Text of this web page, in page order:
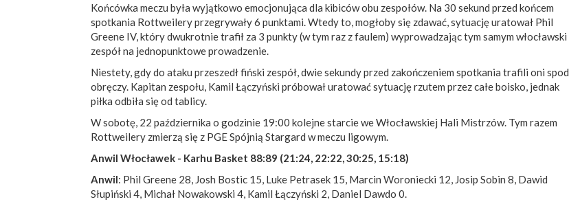
Końcówka meczu była wyjątkowo emocjonująca dla kibiców obu zespołów. Na 30 sekund przed końcem
spotkania Rottweilery przegrywały 6 punktami. Wtedy to, mogłoby się zdawać, sytuację uratował Phil
Greene IV, który dwukrotnie trafił za 3 punkty (w tym raz z faulem) wyprowadzając tym samym włocławski
zespół na jednopunktowe prowadzenie.
Niestety, gdy do ataku przeszedł fiński zespół, dwie sekundy przed zakończeniem spotkania trafili oni spod
obręczy. Kapitan zespołu, Kamil Łączyński próbował uratować sytuację rzutem przez całe boisko, jednak
piłka odbiła się od tablicy.
W sobotę, 22 października o godzinie 19:00 kolejne starcie we Włocławskiej Hali Mistrzów. Tym razem
Rottweilery zmierzą się z PGE Spójnią Stargard w meczu ligowym.
Anwil Włocławek - Karhu Basket 88:89 (21:24, 22:22, 30:25, 15:18)
Anwil: Phil Greene 28, Josh Bostic 15, Luke Petrasek 15, Marcin Woroniecki 12, Josip Sobin 8, Dawid
Słupiński 4, Michał Nowakowski 4, Kamil Łączyński 2, Daniel Dawdo 0.